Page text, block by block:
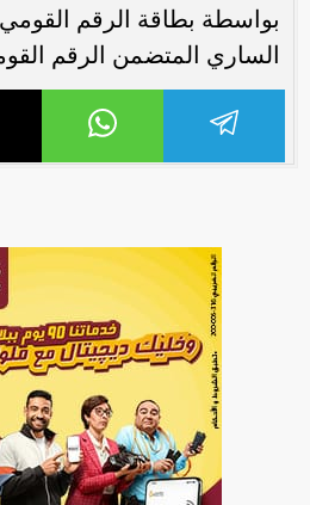
بواسطة بطاقة الرقم
الساري المتضمن الرقم